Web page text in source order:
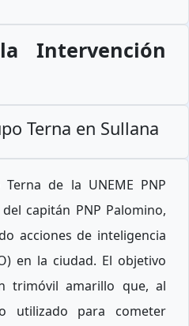
Intervención
Terna en Sullana
de la UNEME PNP
capitán PNP Palomino,
acciones de inteligencia
en la ciudad. El objetivo
trimóvil amarillo que, al
utilizado para cometer